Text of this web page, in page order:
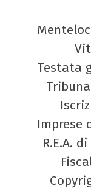
Testata
Imprese
R.E.A.